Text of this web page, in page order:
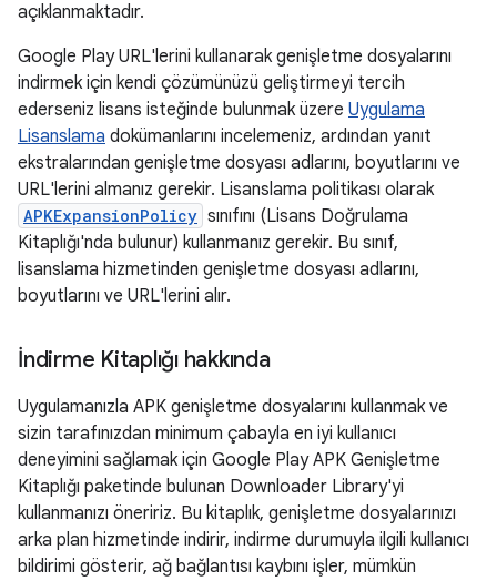
açıklanmaktadır.
Google Play URL'lerini kullanarak genişletme dosyalarını
indirmek için kendi çözümünüzü geliştirmeyi tercih
ederseniz lisans isteğinde bulunmak üzere Uygulama
Lisanslama dokümanlarını incelemeniz, ardından yanıt
ekstralarından genişletme dosyası adlarını, boyutlarını ve
URL'lerini almanız gerekir. Lisanslama politikası olarak
APKExpansionPolicy sınıfını (Lisans Doğrulama
Kitaplığı'nda bulunur) kullanmanız gerekir. Bu sınıf,
lisanslama hizmetinden genişletme dosyası adlarını,
boyutlarını ve URL'lerini alır.
İndirme Kitaplığı hakkında
Uygulamanızla APK genişletme dosyalarını kullanmak ve
sizin tarafınızdan minimum çabayla en iyi kullanıcı
deneyimini sağlamak için Google Play APK Genişletme
Kitaplığı paketinde bulunan Downloader Library'yi
kullanmanızı öneririz. Bu kitaplık, genişletme dosyalarınızı
arka plan hizmetinde indirir, indirme durumuyla ilgili kullanıcı
bildirimi gösterir, ağ bağlantısı kaybını işler, mümkün